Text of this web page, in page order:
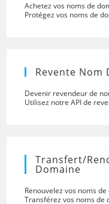
Achetez vos noms de
Protégez vos noms de
Revente Nom
Devenir revendeur de
Utilisez notre API de
Transfert/
Domaine
Renouvelez vos noms
Transférez vos noms de